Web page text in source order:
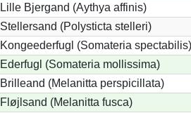
Lille Bjergand (Aythya affinis)
Stellersand (Polysticta stelleri)
Kongeederfugl (Somateria spectabilis)
Ederfugl (Somateria mollissima)
Brilleand (Melanitta perspicillata)
Fløjlsand (Melanitta fusca)